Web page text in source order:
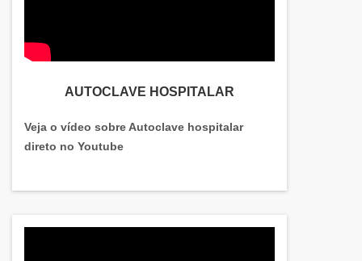
AUTOCLAVE HOSPITALAR
Veja o vídeo sobre Autoclave hospitalar
direto no Youtube